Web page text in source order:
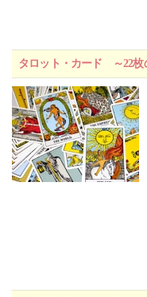
タロット・カード ～22枚